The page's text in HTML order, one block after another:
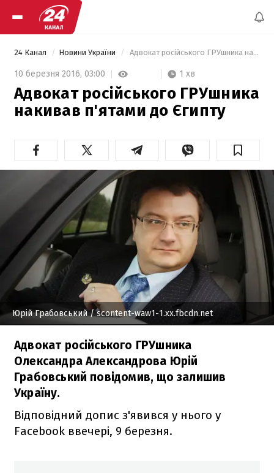
24 Канал Новини України Адвокат російського ГРУшника накивав п'ятами до Єгипту
10 березня 2016, 03:00 1 хв
Адвокат російського ГРУшника
накивав п'ятами до Єгипту
Юрій Грабовський/ scontent-waw1-1.xx.fbcdn.net
Адвокат російського ГРУшника
Олександра Александрова Юрій
Грабовський повідомив, що залишив
Україну.
Відповідний допис з'явився у нього у
Facebook ввечері, 9 березня.